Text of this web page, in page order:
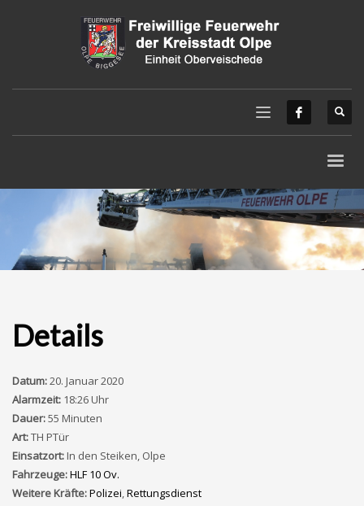
Details
Datum:20. Januar 2020
Alarmzeit: 18:26 Uhr
Dauer:55 Minuten
Art:TH PTür
Einsatzort:In den Steiken, Olpe
Fahrzeuge:HLF 10 Ov.
Weitere Kräfte:Polizei,Rettungsdienst